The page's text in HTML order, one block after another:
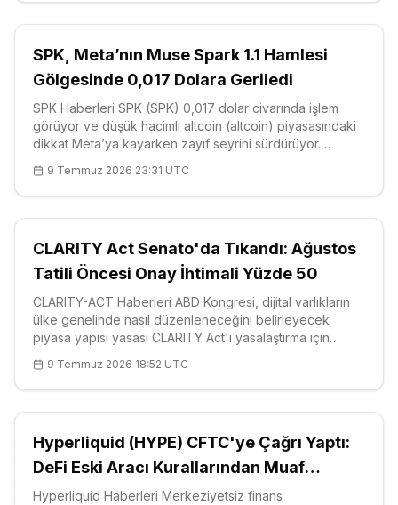
SPK, Meta’nın Muse Spark 1.1 Hamlesi
Gölgesinde 0,017 Dolara Geriledi
SPK Haberleri SPK (SPK) 0,017 dolar civarında işlem
görüyor ve düşük hacimli altcoin (altcoin) piyasasındaki
dikkat Meta’ya kayarken zayıf seyrini sürdürüyor.
Spark 1.1’i resmen kullanım
9 Temmuz 2026 23:31 UTC
CLARITY Act Senato'da Tıkandı: Ağustos
Tatili Öncesi Onay İhtimali Yüzde 50
CLARITY-ACT Haberleri ABD Kongresi, dijital varlıkların
ülke genelinde nasıl düzenleneceğini belirleyecek
piyasa yapısı yasası CLARITY Act'i yasalaştırma için
versiyonunu onaylayalı neredeyse tam bir yıl geçmesine
rağmen Senato hâlâ yoğun
9 Temmuz 2026 18:52 UTC
Hyperliquid (HYPE) CFTC'ye Çağrı Yaptı:
DeFi Eski Aracı Kurallarından Muaf
Tutulsun
Hyperliquid Haberleri Merkeziyetsiz finans